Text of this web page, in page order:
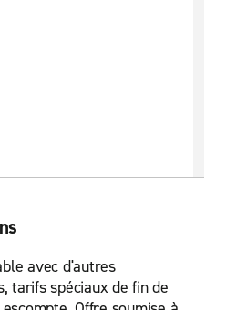
avec d'autres
tarifs spéciaux de fin de